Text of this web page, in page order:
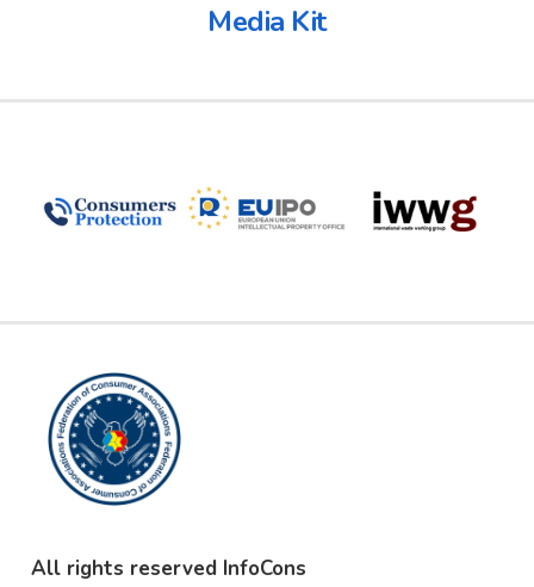
Media Kit
All rights reserved InfoCons